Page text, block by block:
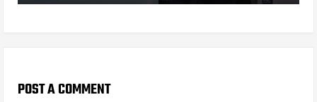
POST A COMMENT